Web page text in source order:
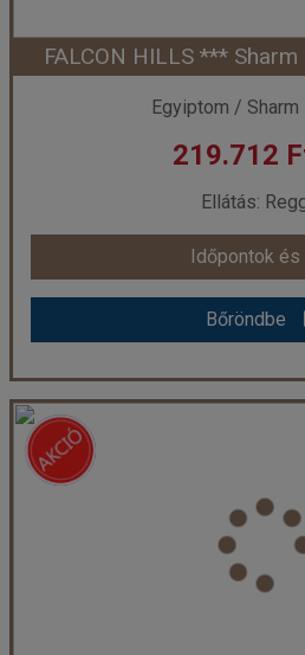
FALCON HILLS ***
Egyiptom / Sharm
219.712
Ellátás:
Időpontok és
Bőröndbe
FALCON HILLS *** Sharm
Sharm El
Utazás módja:
Ellátás:
Szálláskategória:
standard